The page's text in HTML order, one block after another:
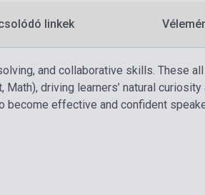
linkek
and collaborative skills. These
Math), driving learners’ natural
become effective and confident